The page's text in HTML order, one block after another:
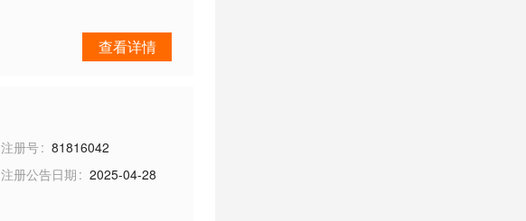
查看详情
注册号
81816042
注册公告日期
2025-04-28